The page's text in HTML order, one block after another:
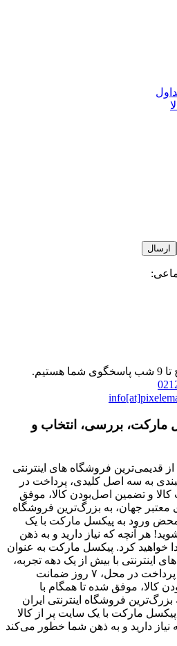
ارسال
مارکت، بررسی، انتخاب و
قدیمی‌ترین فروشگاه های اینترنتی
به سه اصل کلیدی، پرداخت در
کالا و تضمین اصل‌بودن کالا، موفق
معتبر جهان، به بزرگ‌ترین فروشگاه
محض ورود به پیکسل مارکت با یک
هر آنچه که نیاز دارید و به ذهن
خواهید کرد. پیکسل مارکت به عنوان
اینترنتی با بیش از یک دهه تجربه،
با پایبندی به سه اصل کلیدی، پرداخت در محل، ۷ روز ضمانت
کالا، موفق شده تا همگام با
فروشگاه اینترنتی ایران
مارکت با یک سایت پر از کالا
دارید و به ذهن شما خطور می‌کند